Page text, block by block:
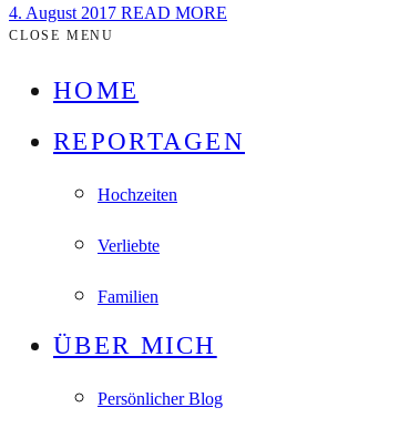
4. August 2017 READ MORE
CLOSE MENU
HOME
REPORTAGEN
Hochzeiten
Verliebte
Familien
ÜBER MICH
Persönlicher Blog